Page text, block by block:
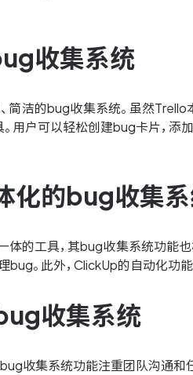
收集系统
简洁的bug收集系统。虽然
用户可以轻松创建bug卡片，添
化的bug收集
的工具，其bug收集系统功能
bug。此外，ClickUp的自动化功
收集系统
收集系统功能注重团队沟通和